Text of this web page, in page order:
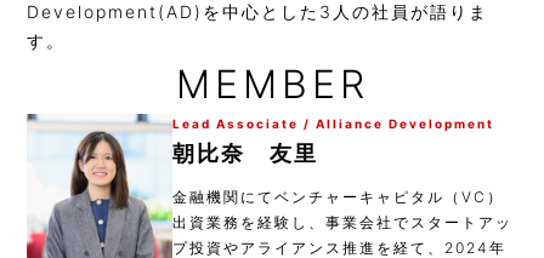
Development(AD)を中心とした3人の社員が語りま
す。
MEMBER
Lead Associate / Alliance Development
朝比奈 友里
金融機関にてベンチャーキャピタル（VC）
出資業務を経験し、事業会社でスタートアッ
プ投資やアライアンス推進を経て、2024年